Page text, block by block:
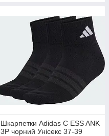
Шкарпетки Adidas C ESS ANK
3P чорний Унісекс 37-39